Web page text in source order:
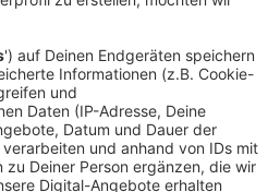
Trockenheit der
bedeutet, es können
große Äste runterfallen. Die
bestehen - für das ganze
17.02.2022 14:00